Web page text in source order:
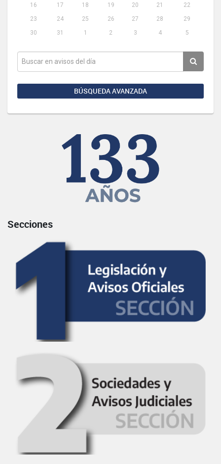
16
17 18 19 20 21
22
23
24 25 26 27 28
29
30
31 1 2 3 4 5
BÚSQUEDA AVANZADA
Secciones